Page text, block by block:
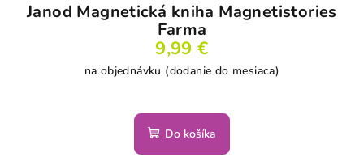
Janod Magnetická kniha Magnetistories
Farma
9,99 €
na objednávku (dodanie do mesiaca)
Do košíka